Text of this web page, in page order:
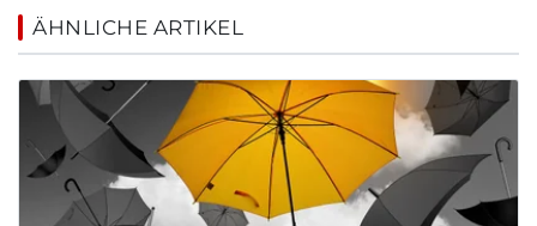
ÄHNLICHE ARTIKEL